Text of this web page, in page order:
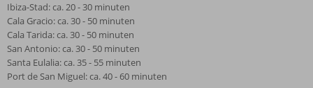
Ibiza-Stad: ca. 20 - 30 minuten
Cala Gracio: ca. 30 - 50 minuten
Cala Tarida: ca. 30 - 50 minuten
San Antonio: ca. 30 - 50 minuten
Santa Eulalia: ca. 35 - 55 minuten
Port de San Miguel: ca. 40 - 60 minuten